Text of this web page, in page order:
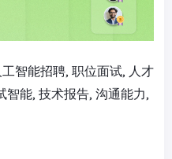
智能招聘, 职位面试, 人才
智能, 技术报告, 沟通能力,